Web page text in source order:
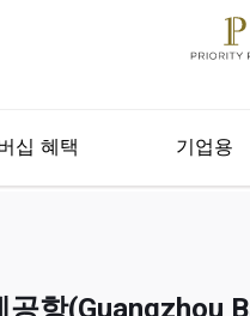
십 혜택 기업용
공항(Guangzhou